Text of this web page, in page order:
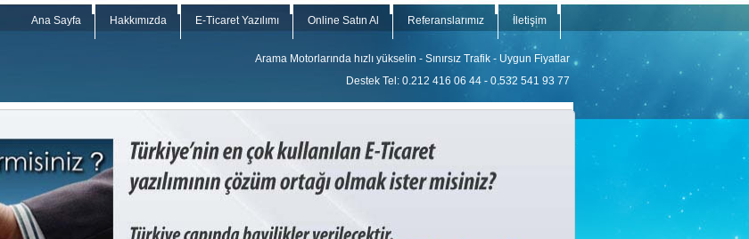
Ana Sayfa Hakkımızda E-Ticaret Yazılımı Online Satın Al Referanslarımız İletişim
Arama Motorlarında hızlı yükselin - Sınırsız Trafik - Uygun Fiyatlar
Destek Tel: 0.212 416 06 44 - 0.532 541 93 77